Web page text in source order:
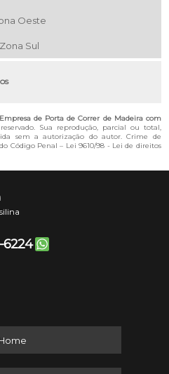
Oeste
Zona Sul
de Porta de Correr de Madeira com
Sua reprodução, parcial ou total,
sem a autorização do autor. Crime de
Código Penal – Lei 9610/98 - Lei de direitos
6224